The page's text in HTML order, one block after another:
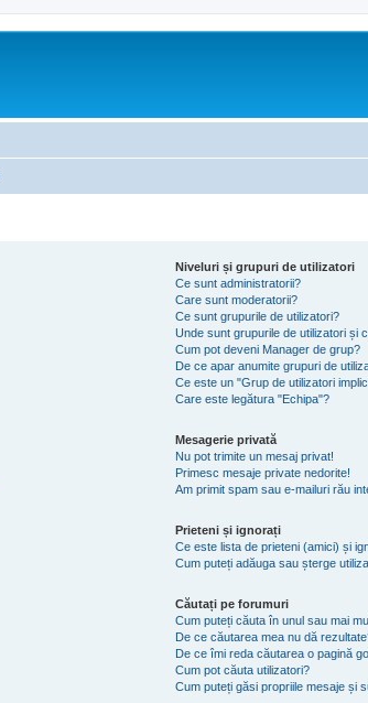
Niveluri și grupuri de utilizatori
Ce sunt administratorii?
Care sunt moderatorii?
Ce sunt grupurile de utilizatori?
Unde sunt grupurile de utilizatori și
Cum pot deveni Manager de grup?
De ce apar anumite grupuri de
Ce este un "Grup de utilizatori
Care este legătura "Echipa"?
Mesagerie privată
Nu pot trimite un mesaj privat!
Primesc mesaje private nedorite!
Am primit spam sau e-mailuri rău
Prieteni și ignorați
Ce este lista de prieteni (amici) și
Cum puteți adăuga sau șterge
Căutați pe forumuri
Cum puteți căuta în unul sau mai
De ce căutarea mea nu dă
De ce îmi reda căutarea o pagină
Cum pot căuta utilizatori?
Cum puteți găsi propriile mesaje și